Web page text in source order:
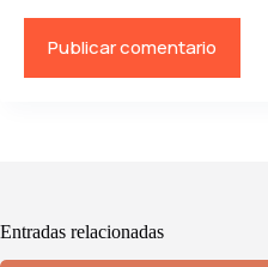
Publicar comentario
Entradas relacionadas